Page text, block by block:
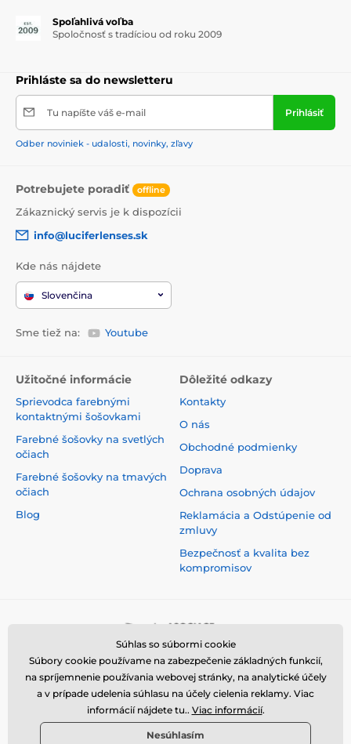
Spoľahlivá voľba
Spoločnosť s tradíciou od roku 2009
Prihláste sa do newsletteru
Tu napíšte váš e-mail Prihlásiť
Odber noviniek - udalosti, novinky, zľavy
Potrebujete poradiť offline
Zákaznický servis je k dispozícii
info@luciferlenses.sk
Kde nás nájdete
Slovenčina
Sme tiež na: Youtube
Užitočné informácie
Sprievodca farebnými
kontaktnými šošovkami
Farebné šošovky na svetlých
očiach
Farebné šošovky na tmavých
očiach
Blog
Dôležité odkazy
Kontakty
O nás
Obchodné podmienky
Doprava
Ochrana osobných údajov
Reklamácia a Odstúpenie od
zmluvy
Bezpečnosť a kvalita bez
kompromisov
Súhlas so súbormi cookie
Súbory cookie používame na zabezpečenie základných funkcií,
na spríjemnenie používania webovej stránky, na analytické účely
a v prípade udelenia súhlasu na účely cielenia reklamy. Viac
informácií nájdete tu.. Viac informácií.
Nesúhlasím